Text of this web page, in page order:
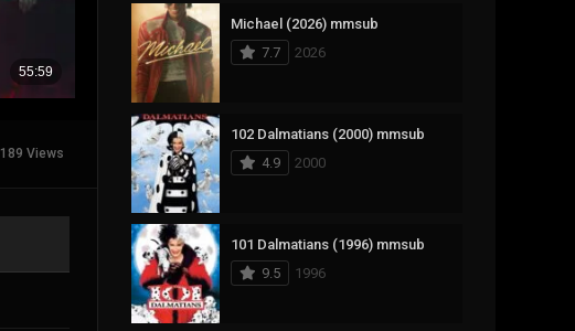
189 Views
Documentary
Drama
Fantasy
History
Horror
Korean
Music
Michael (2026) mmsub
7.7
2026
102 Dalmatians (2000) mmsub
4.9
2000
101 Dalmatians (1996) mmsub
9.5
1996